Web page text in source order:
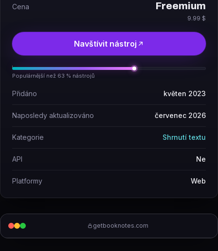
getbooknotes.com
Cena Freemium
9.99 $
Navštívit nástroj
Populárnější než 63 % nástrojů
Přidáno květen 2023
Naposledy aktualizováno červenec 2026
Kategorie Shrnutí textu
API Ne
Platformy Web